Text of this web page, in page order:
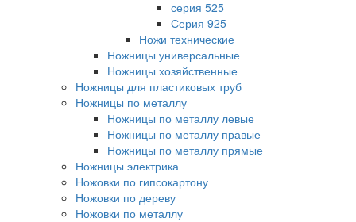
серия 525
Серия 925
Ножи технические
Ножницы универсальные
Ножницы хозяйственные
Ножницы для пластиковых труб
Ножницы по металлу
Ножницы по металлу левые
Ножницы по металлу правые
Ножницы по металлу прямые
Ножницы электрика
Ножовки по гипсокартону
Ножовки по дереву
Ножовки по металлу